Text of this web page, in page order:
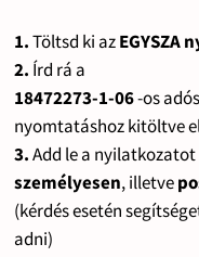
1.Töltsd ki azEGYSZA
2. Írd rá a
18472273-1-06-os
nyomtatáshoz kitöltve
3.Add le a nyilatkozatot
személyesen, illetve
(kérdés esetén
adni)